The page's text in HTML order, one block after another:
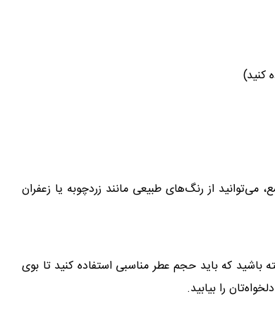
کنید)
می‌توانید از رنگ‌های طبیعی مانند زردچوبه یا زعفران
باشید که باید حجم عطر مناسبی استفاده کنید تا بوی
را بیابید.